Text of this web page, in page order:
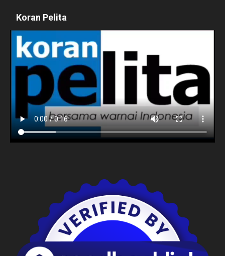
Koran Pelita